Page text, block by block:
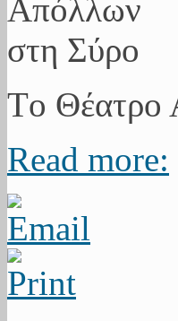
Τo Θέατρο
Read more: